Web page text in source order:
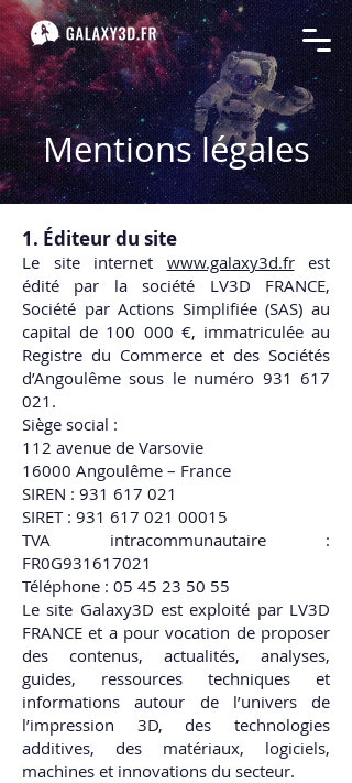
Mentions légales
1. Éditeur du site
Le site internet www.galaxy3d.frest
édité par la société LV3D FRANCE,
Société par Actions Simplifiée (SAS) au
capital de 100 000 €, immatriculée au
Registre du Commerce et des Sociétés
d’Angoulême sous le numéro 931 617
021 .
Siège social :
112 avenue de Varsovie
16000 Angoulême – France
SIREN : 931 617 021
SIRET : 931 617 021 00015
TVA intracommunautaire :
FR0G931617021
Téléphone : 05 45 23 50 55
Le site Galaxy3D est exploité par LV3D
FRANCE et a pour vocation de proposer
des contenus, actualités, analyses,
guides, ressources techniques et
informations autour de l’univers de
l’impression 3D, des technologies
additives, des matériaux, logiciels,
machines et innovations du secteur.